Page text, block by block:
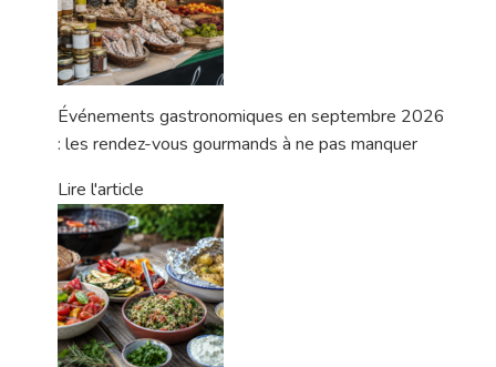
Événements gastronomiques en septembre 2026
: les rendez-vous gourmands à ne pas manquer
Lire l'article